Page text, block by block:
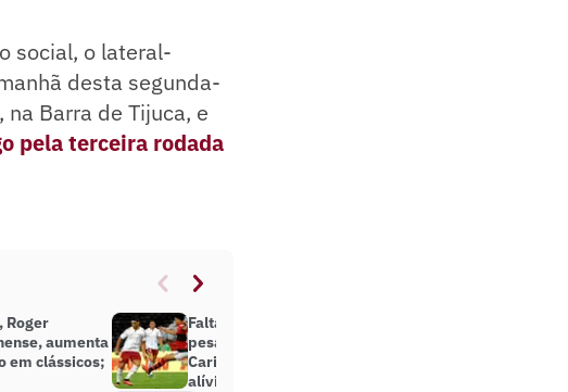
social, o lateral-
desta segunda-
Barra de Tijuca, e
pela terceira rodada
Roger
aumenta
em clássicos;
Falta de entrosamento e ritmo
pesam em jogos do Fluminense no
Carioca, mas vitória no Fla-Flu dá
alívio